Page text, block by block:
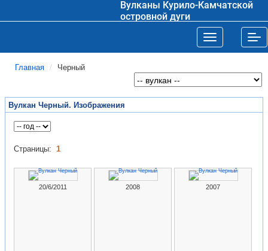
Вулканы Курило-Камчатской
островной дуги
Toggle
Главная Черный
Вулкан Черный. Изображения
Страницы: 1
20/6/2011 2008 2007